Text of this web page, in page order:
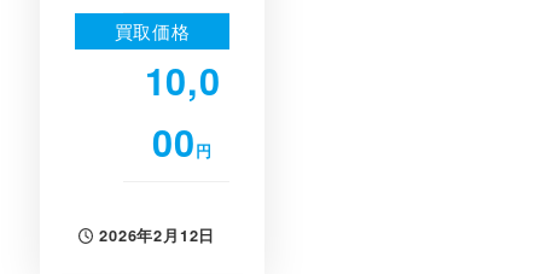
買取価格
10,0
00円
投稿日
2026年2月12日